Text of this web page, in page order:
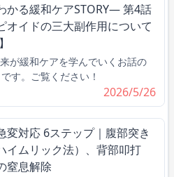
かる緩和ケアSTORY― 第4話
オイドの三大副作用について
が緩和ケアを学んでいくお話の
です。ご覧ください！
2026/5/26
変対応 6ステップ｜腹部突き
イムリック法）、背部叩打
窒息解除